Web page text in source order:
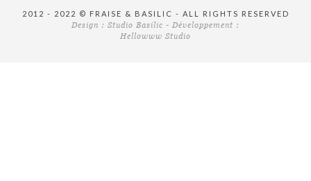
2012 - 2022 © FRAISE & BASILIC - ALL RIGHTS RESERVED
Design : Studio Basilic - Développement :
Hellowww Studio